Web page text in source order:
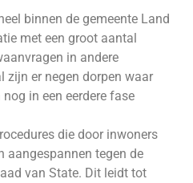
binnen de gemeente Land
met een groot aantal
in andere
zijn er negen dorpen waar
in een eerdere fase
die door inwoners
aangespannen tegen de
van State. Dit leidt tot